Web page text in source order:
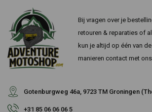
Bij vragen over je
retouren & reparaties of
kun je altijd op één van
manieren contact met
Gotenburgweg 46a, 9723 TM Groningen
+31 85 06 06 06 5